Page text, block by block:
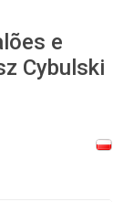
e
Cybulski